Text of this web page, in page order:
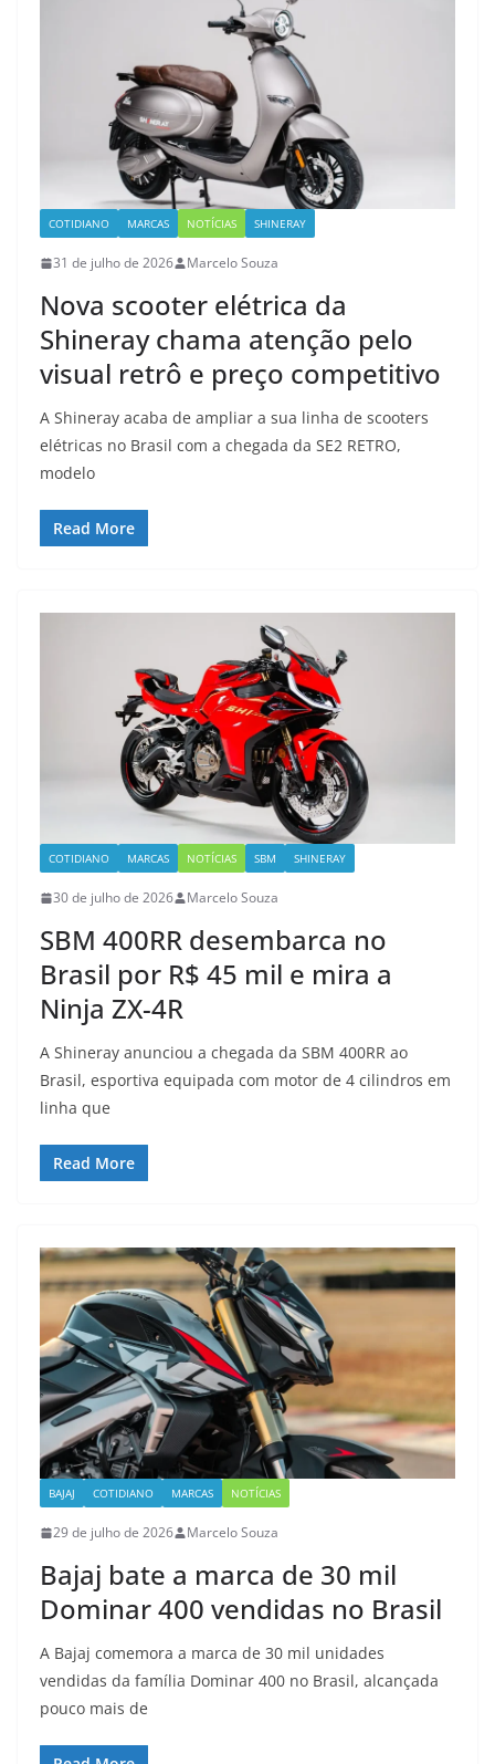
COTIDIANO MARCAS NOTÍCIAS SHINERAY
31 de julho de 2026 Marcelo Souza
Nova scooter elétrica da
Shineray chama atenção pelo
visual retrô e preço competitivo
A Shineray acaba de ampliar a sua linha de scooters
elétricas no Brasil com a chegada da SE2 RETRO,
modelo
Read More
COTIDIANO MARCAS NOTÍCIAS SBM SHINERAY
30 de julho de 2026 Marcelo Souza
SBM 400RR desembarca no
Brasil por R$ 45 mil e mira a
Ninja ZX-4R
A Shineray anunciou a chegada da SBM 400RR ao
Brasil, esportiva equipada com motor de 4 cilindros em
linha que
Read More
BAJAJ COTIDIANO MARCAS NOTÍCIAS
29 de julho de 2026 Marcelo Souza
Bajaj bate a marca de 30 mil
Dominar 400 vendidas no Brasil
A Bajaj comemora a marca de 30 mil unidades
vendidas da família Dominar 400 no Brasil, alcançada
pouco mais de